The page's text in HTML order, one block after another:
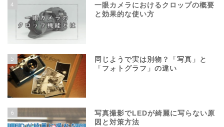
4
一眼カメラにおけるクロップの概要
と効果的な使い方
5
同じようで実は別物？「写真」と
「フォトグラフ」の違い
6
写真撮影でLEDが綺麗に写らない原
因と対策方法